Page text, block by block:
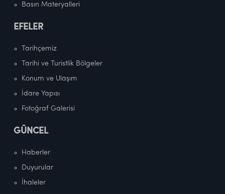
Basın Materyalleri
EFELER
Tarihçemiz
Tarihi ve Turistlik Bölgeler
Konum ve Ulaşım
İdare Yapısı
Fotoğraf Galerisi
GÜNCEL
Haberler
Duyurular
İhaleler